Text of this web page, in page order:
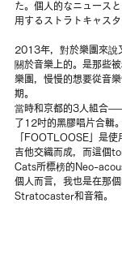
た。個人的なニュース
用するストラトキャス
2013年，對於樂團來說
關於音樂上的。是那些
樂團，慢慢的想要從音
期。
當時和京都的3人組合
了12吋的黑膠唱片合輯
「FOOTLOOSE」是
吉他交織而成，而這個
Cats所標榜的Neo-
個人而言，我也是在那
Stratocaster和音箱。